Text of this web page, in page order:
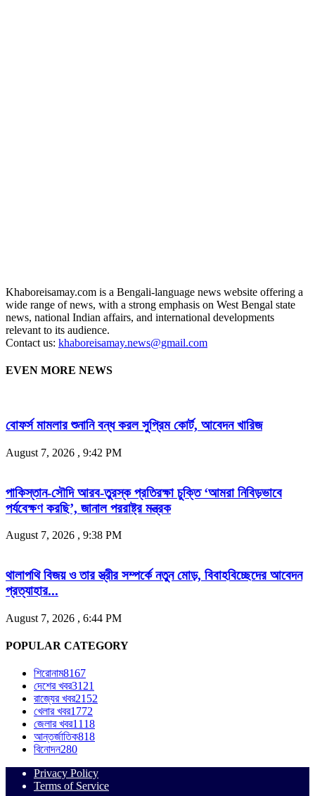
Khaboreisamay.com is a Bengali-language news website offering a
wide range of news, with a strong emphasis on West Bengal state
news, national Indian affairs, and international developments
relevant to its audience.
Contact us: khaboreisamay.news@gmail.com
EVEN MORE NEWS
বোফর্স মামলার শুনানি বন্ধ করল সুপ্রিম কোর্ট, আবেদন খারিজ
August 7, 2026 , 9:42 PM
পাকিস্তান-সৌদি আরব-তুরস্ক প্রতিরক্ষা চুক্তি ‘আমরা নিবিড়ভাবে
পর্যবেক্ষণ করছি’, জানাল পররাষ্ট্র মন্ত্রক
August 7, 2026 , 9:38 PM
থালাপথি বিজয় ও তার স্ত্রীর সম্পর্কে নতুন মোড়, বিবাহবিচ্ছেদের আবেদন
প্রত্যাহার...
August 7, 2026 , 6:44 PM
POPULAR CATEGORY
শিরোনাম8167
দেশের খবর3121
রাজ্যের খবর2152
খেলার খবর1772
জেলার খবর1118
আন্তর্জাতিক818
বিনোদন280
Privacy Policy
Terms of Service